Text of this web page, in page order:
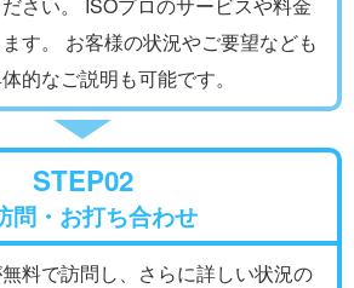
す。 お客様の状況やご要望なども
的なご説明も可能です。
STEP02
問・お打ち合わせ
料で訪問し、さらに詳しい状況の